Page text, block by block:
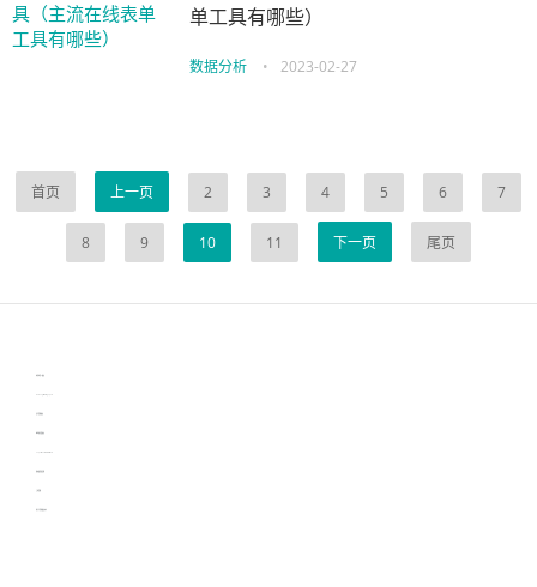
单工具有哪些）
数据分析 • 2023-02-27
首页 上一页 2 3 4 5 6 7
8 9 10 11 下一页 尾页